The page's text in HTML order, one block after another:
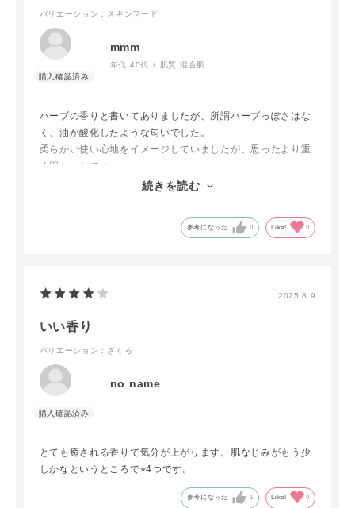
バリエーション：スキンフード
mmm
年代:40代 肌質:混合肌
ハーブの香りと書いてありましたが、所謂ハーブっぽさはな
く、油が酸化したような匂いでした。
柔らかい使い心地をイメージしていましたが、思ったより重
く固かったです。
保湿力は強いので冬の超乾燥した時期にはちょうど良いかな
続きを読む
参考になった 0 Like! 0
2025.8.9
いい香り
バリエーション：ざくろ
no name
とても癒される香りで気分が上がります。肌なじみがもう少
しかなというところで⭐︎4つです。
参考になった 1 Like! 0